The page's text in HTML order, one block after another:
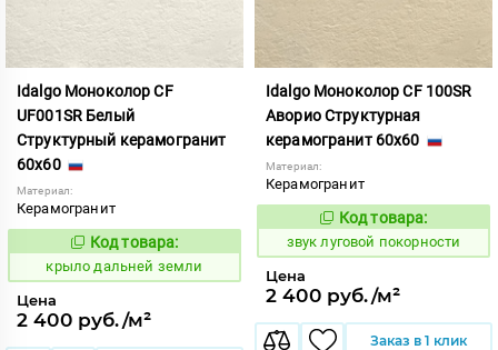
Idalgo Моноколор CF
UF001SR Белый
Структурный керамогранит
60x60
Материал:
Керамогранит
831155
Код товара:
крыло дальней земли
Цена
2 400 руб./м²
Idalgo Моноколор CF 100SR
Аворио Структурная
керамогранит 60x60
Материал:
Керамогранит
474947
Код товара:
звук луговой покорности
Цена
2 400 руб./м²
Заказ в 1 клик